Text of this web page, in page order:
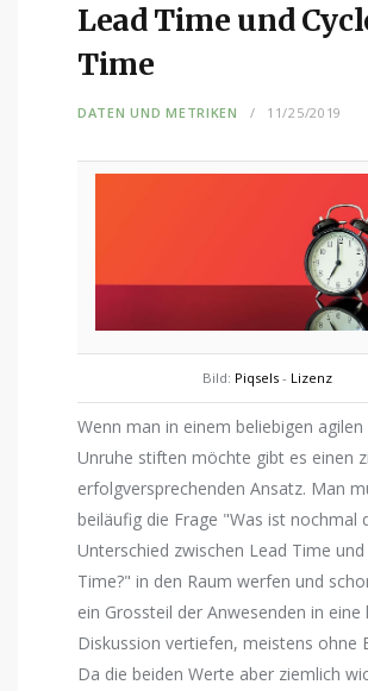
Lead Time und
Time
DATEN UND METRIKEN 11/25/2019
Bild: Piqsels- Lizenz
Wenn man in einem beliebigen agilen
Unruhe stiften möchte gibt es einen
erfolgversprechenden Ansatz. Man
beiläufig die Frage "Was ist nochmal
Unterschied zwischen Lead Time und
Time?" in den Raum werfen und
ein Grossteil der Anwesenden in eine
Diskussion vertiefen, meistens ohne
Da die beiden Werte aber ziemlich